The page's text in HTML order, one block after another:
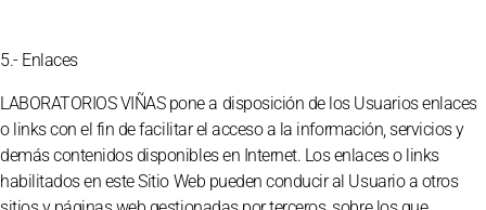
5.- Enlaces
LABORATORIOS VIÑAS pone a disposición de los Usuarios enlaces
o links con el fin de facilitar el acceso a la información, servicios y
demás contenidos disponibles en Internet. Los enlaces o links
habilitados en este Sitio Web pueden conducir al Usuario a otros